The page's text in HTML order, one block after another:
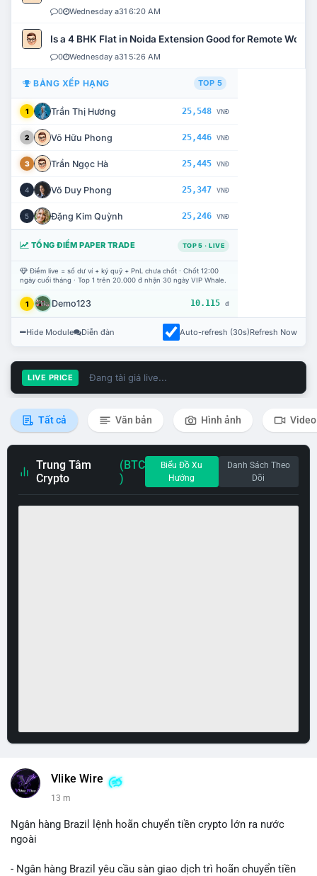
0 Wednesday a31 6:20 AM
Is a 4 BHK Flat in Noida Extension Good for Remote Work?
0 Wednesday a31 5:26 AM
BẢNG XẾP HẠNG TOP 5
1 Trần Thị Hương 25,548 VNĐ
2 Võ Hữu Phong 25,446 VNĐ
3 Trần Ngọc Hà 25,445 VNĐ
4 Võ Duy Phong 25,347 VNĐ
5 Đặng Kim Quỳnh 25,246 VNĐ
TỔNG ĐIỂM PAPER TRADE TOP 5 · LIVE
Điểm live = số dư ví + ký quỹ + PnL chưa chốt · Chốt 12:00
ngày cuối tháng · Top 1 trên 20.000 đ nhận 30 ngày VIP Whale.
1 Demo123 10.115 đ
Hide Module Diễn đàn Auto-refresh (30s)Refresh Now
LIVE PRICE Đang tải giá live...
Tất cả Văn bản Hình ảnh Video
Trung Tâm
Crypto
(BTC
)
Biểu Đồ Xu
Hướng
Danh Sách Theo
Dõi
Vlike Wire
13 m
Ngân hàng Brazil lệnh hoãn chuyển tiền crypto lớn ra nước
ngoài
- Ngân hàng Brazil yêu cầu sàn giao dịch trì hoãn chuyển tiền